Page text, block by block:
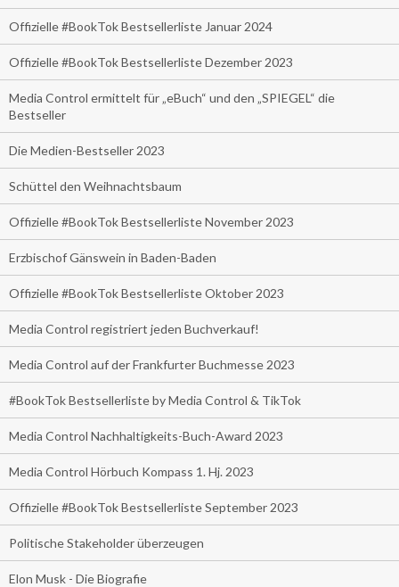
Offizielle #BookTok Bestsellerliste Januar 2024
Offizielle #BookTok Bestsellerliste Dezember 2023
Media Control ermittelt für „eBuch“ und den „SPIEGEL“ die
Bestseller
Die Medien-Bestseller 2023
Schüttel den Weihnachtsbaum
Offizielle #BookTok Bestsellerliste November 2023
Erzbischof Gänswein in Baden-Baden
Offizielle #BookTok Bestsellerliste Oktober 2023
Media Control registriert jeden Buchverkauf!
Media Control auf der Frankfurter Buchmesse 2023
#BookTok Bestsellerliste by Media Control & TikTok
Media Control Nachhaltigkeits-Buch-Award 2023
Media Control Hörbuch Kompass 1. Hj. 2023
Offizielle #BookTok Bestsellerliste September 2023
Politische Stakeholder überzeugen
Elon Musk - Die Biografie